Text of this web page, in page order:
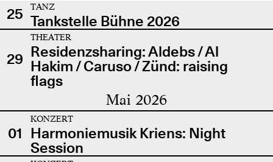
25
TANZ
Tankstelle Bühne 2026
29
THEATER
Residenzsharing: Aldebs / Al
Hakim / Caruso / Zünd: raising
flags
Mai 2026
01
KONZERT
Harmoniemusik Kriens: Night
Session